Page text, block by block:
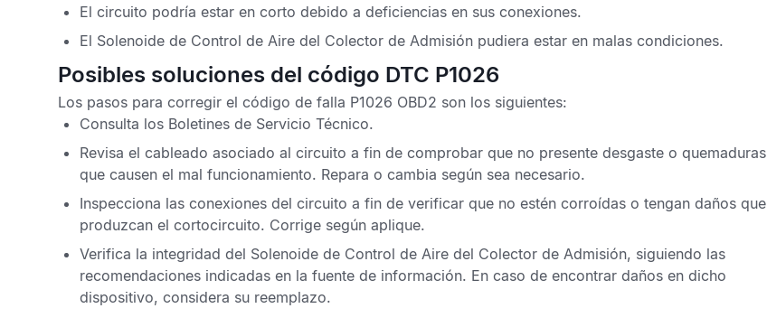
El circuito podría estar en corto debido a deficiencias en sus conexiones.
El Solenoide de Control de Aire del Colector de Admisión pudiera estar en malas condiciones.
Posibles soluciones del código DTC P1026
Los pasos para corregir el código de falla P1026 OBD2 son los siguientes:
Consulta los Boletines de Servicio Técnico.
Revisa el cableado asociado al circuito a fin de comprobar que no presente desgaste o quemaduras
que causen el mal funcionamiento. Repara o cambia según sea necesario.
Inspecciona las conexiones del circuito a fin de verificar que no estén corroídas o tengan daños que
produzcan el cortocircuito. Corrige según aplique.
Verifica la integridad del Solenoide de Control de Aire del Colector de Admisión, siguiendo las
recomendaciones indicadas en la fuente de información. En caso de encontrar daños en dicho
dispositivo, considera su reemplazo.